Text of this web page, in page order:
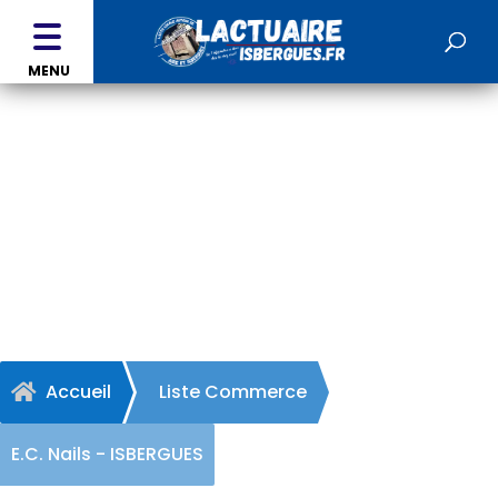
MENU
 Accueil Liste Commerce
E.C. Nails - ISBERGUES